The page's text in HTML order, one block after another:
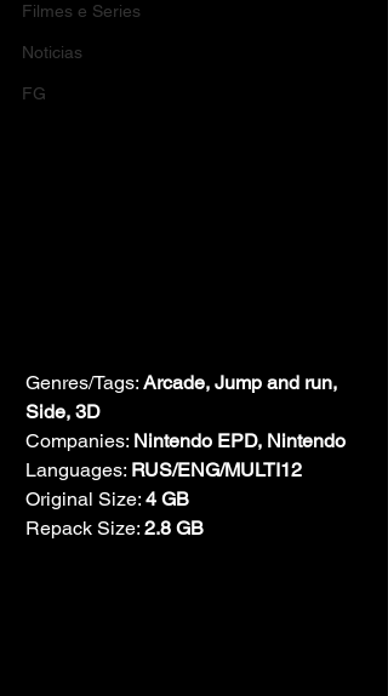
Filmes e Series
Noticias
FG
Genres/Tags: Arcade, Jump and run,
Side, 3D
Companies: Nintendo EPD, Nintendo
Languages: RUS/ENG/MULTI12
Original Size: 4 GB
Repack Size: 2.8 GB